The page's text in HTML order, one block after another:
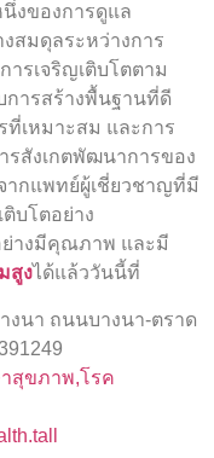
นึ่งของการดูแล
สมดุลระหว่างการ
ารเจริญเติบโตตาม
ารสร้างพื้นฐานที่ดี
เหมาะสม และการ
รสังเกตพัฒนาการของ
ากแพทย์ผู้เชี่ยวชาญที่มี
บโตอย่าง
ย่างมีคุณภาพ และมี
สูงได้แล้ววันนี้ที่
งนา ถนนบางนา-ตราด
าสุขภาพ,โรค